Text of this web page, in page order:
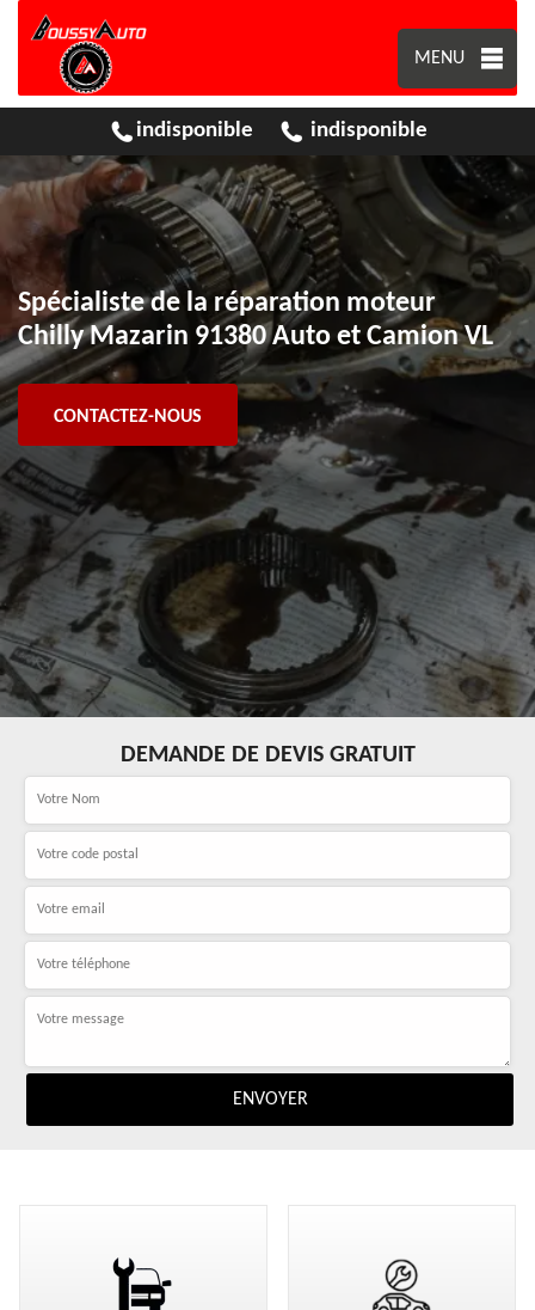
MENU
indisponible indisponible
Spécialiste de la réparation moteur
Chilly Mazarin 91380 Auto et Camion VL
CONTACTEZ-NOUS
DEMANDE DE DEVIS GRATUIT